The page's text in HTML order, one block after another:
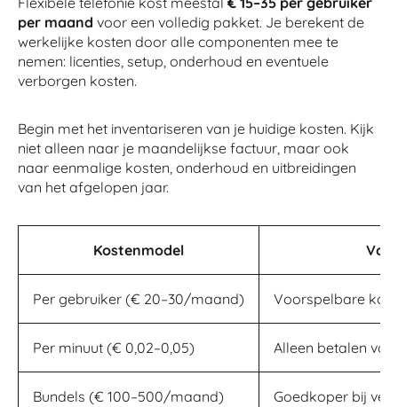
per maand voor een volledig pakket. Je berekent de
werkelijke kosten door alle componenten mee te
nemen: licenties, setup, onderhoud en eventuele
verborgen kosten.
Begin met het inventariseren van je huidige kosten. Kijk
niet alleen naar je maandelijkse factuur, maar ook
naar eenmalige kosten, onderhoud en uitbreidingen
van het afgelopen jaar.
Kostenmodel
Per gebruiker (€ 20–30/maand) Voorspelbare
Per minuut (€ 0,02–0,05) Alleen betalen
Bundels (€ 100–500/maand) Goedkoper bij